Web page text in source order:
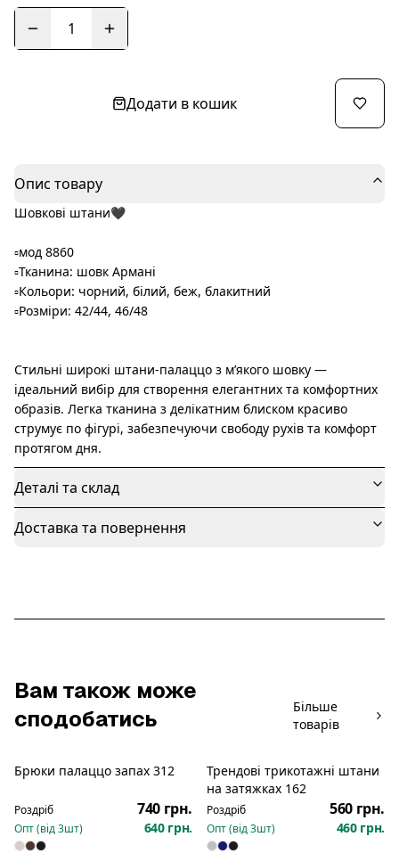
1
Додати в кошик
Опис товару
Шовкові штани🖤
▫️мод 8860
▫️Тканина: шовк Армані
▫️Кольори: чорний, білий, беж, блакитний
▫️Розміри: 42/44, 46/48
Стильні широкі штани-палаццо з м’якого шовку —
ідеальний вибір для створення елегантних та комфортних
образів. Легка тканина з делікатним блиском красиво
струмує по фігурі, забезпечуючи свободу рухів та комфорт
протягом дня.
Деталі та склад
Доставка та повернення
Вам також може
сподобатись
Більше
товарів
Брюки палаццо запах 312
Роздріб 740 грн.
Опт (від3шт) 640 грн.
Новинка
Трендові трикотажні штани
на затяжках 162
Роздріб 560 грн.
Опт (від3шт) 460 грн.